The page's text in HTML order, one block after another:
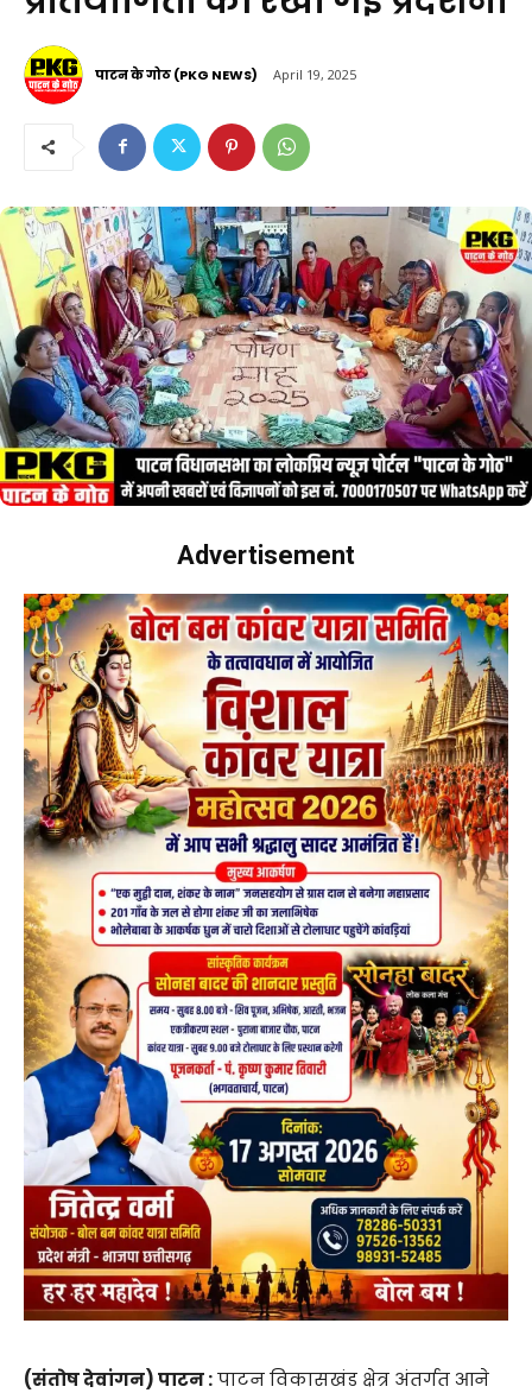
पाटन के गोठ (PKG NEWS) April 19, 2025
Advertisement
(संतोष देवांगन) पाटन :पाटन विकासखंड क्षेत्र अंतर्गत आने